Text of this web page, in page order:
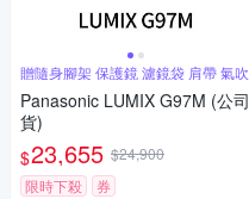
贈隨身腳架 保護鏡 濾鏡袋 肩帶 氣吹
Panasonic LUMIX G97M (公司
貨)
$23,655 $24,900
限時下殺
券